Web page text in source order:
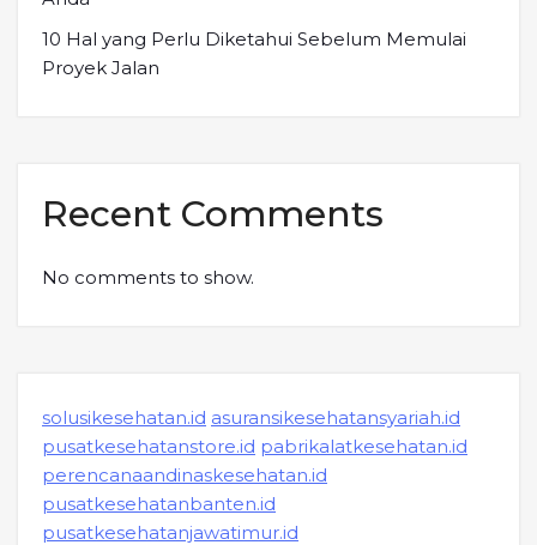
10 Hal yang Perlu Diketahui Sebelum Memulai
Proyek Jalan
Recent Comments
No comments to show.
solusikesehatan.id asuransikesehatansyariah.id
pusatkesehatanstore.id pabrikalatkesehatan.id
perencanaandinaskesehatan.id
pusatkesehatanbanten.id
pusatkesehatanjawatimur.id